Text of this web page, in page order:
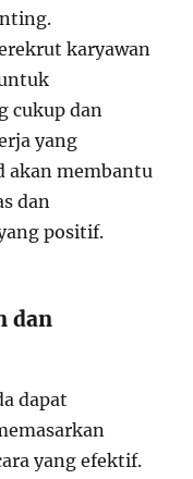
karyawan
cukup dan
yang
akan membantu
dan
positif.
dan
dapat
yang efektif.